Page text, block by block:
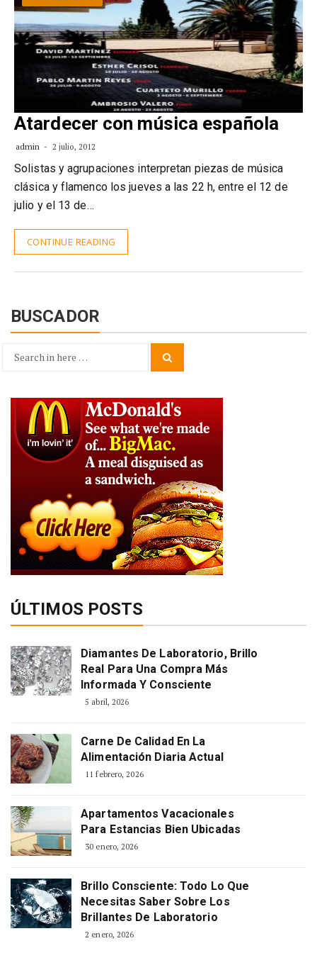
Atardecer con música española
admin 2 julio, 2012
Solistas y agrupaciones interpretan piezas de música
clásica y flamenco los jueves a las 22 h, entre el 12 de
julio y el 13 de…
CONTINUE READING
BUSCADOR
Search
ÚLTIMOS POSTS
Diamantes De Laboratorio, Brillo
Real Para Una Compra Más
Informada Y Consciente
5 abril, 2026
Carne De Calidad En La
Alimentación Diaria Actual
11 febrero, 2026
Apartamentos Vacacionales
Para Estancias Bien Ubicadas
30 enero, 2026
Brillo Consciente: Todo Lo Que
Necesitas Saber Sobre Los
Brillantes De Laboratorio
2 enero, 2026